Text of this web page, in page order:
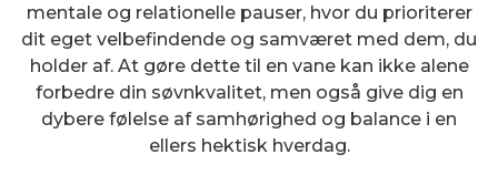
mentale og relationelle pauser, hvor du prioriterer
dit eget velbefindende og samværet med dem, du
holder af. At gøre dette til en vane kan ikke alene
forbedre din søvnkvalitet, men også give dig en
dybere følelse af samhørighed og balance i en
ellers hektisk hverdag.